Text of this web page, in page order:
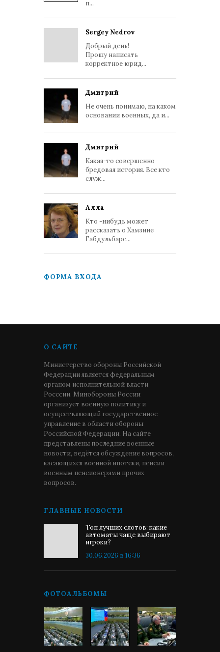
п...
Sergey Nedrov
Добрый день!
Прошу написать
корректное юрид...
Дмитрий
Не очень понимаю, на каком
основании военных, да и...
Дмитрий
Какая-то совершенно
бредовая история. Все кто
служ...
Алла
Кто -нибудь может
рассказать о Хамзине
Габдульбаре...
ФОРМА ВХОДА
О САЙТЕ
Министерство обороны Российской
Федерации является федеральным
органом исполнительной власти
Росссии. Минобороны России
организует военную политику и
осуществляющий государственное
управление в области обороны
Российской Федерации. На сайте
представлены последние военные
новости, ведётся обсуждение вопросов,
касающихся военной ипотеки, пенсии
военным пенсионерами прочих
вопросов.
ГЛАВНЫЕ НОВОСТИ
Топ лучших слотов: какие
автоматы чаще выбирают
игроки?
30.06.2026 в 16:36
ФОТОАЛЬБОМЫ